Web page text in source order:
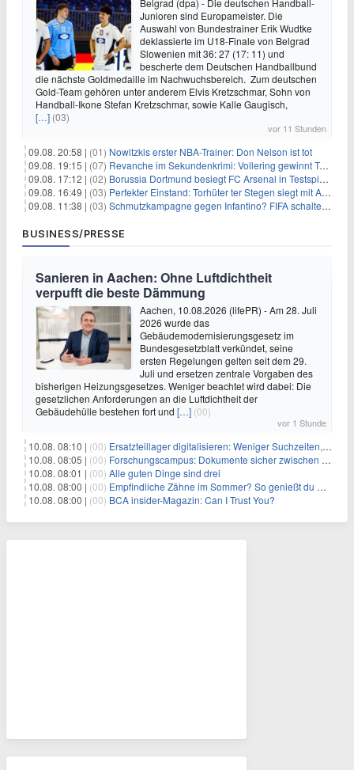
Belgrad (dpa) - Die deutschen Handball-
Junioren sind Europameister. Die
Auswahl von Bundestrainer Erik Wudtke
deklassierte im U18-Finale von Belgrad
Slowenien mit 36: 27 (17: 11) und
bescherte dem Deutschen Handballbund
die nächste Goldmedaille im Nachwuchsbereich. Zum deutschen
Gold-Team gehören unter anderem Elvis Kretzschmar, Sohn von
Handball-Ikone Stefan Kretzschmar, sowie Kalle Gaugisch,
[…] (03)
vor 11 Stunden
09.08. 20:58 | (01) Nowitzkis erster NBA-Trainer: Don Nelson ist tot
09.08. 19:15 | (07) Revanche im Sekundenkrimi: Vollering gewinnt Tour
09.08. 17:12 | (02) Borussia Dortmund besiegt FC Arsenal in Testspiel mit 3:2
09.08. 16:49 | (03) Perfekter Einstand: Torhüter ter Stegen siegt mit Ajax
09.08. 11:38 | (03) Schmutzkampagne gegen Infantino? FIFA schaltet auf Angriff
BUSINESS/PRESSE
Sanieren in Aachen: Ohne Luftdichtheit
verpufft die beste Dämmung
Aachen, 10.08.2026 (lifePR) - Am 28. Juli
2026 wurde das
Gebäudemodernisierungsgesetz im
Bundesgesetzblatt verkündet, seine
ersten Regelungen gelten seit dem 29.
Juli und ersetzen zentrale Vorgaben des
bisherigen Heizungsgesetzes. Weniger beachtet wird dabei: Die
gesetzlichen Anforderungen an die Luftdichtheit der
Gebäudehülle bestehen fort und […] (00)
vor 1 Stunde
10.08. 08:10 | (00) Ersatzteillager digitalisieren: Weniger Suchzeiten, mehr Produktivität
10.08. 08:05 | (00) Forschungscampus: Dokumente sicher zwischen Instituten verteilen
10.08. 08:01 | (00) Alle guten Dinge sind drei
10.08. 08:00 | (00) Empfindliche Zähne im Sommer? So genießt du Eis & Co. wieder schmerzfrei
10.08. 08:00 | (00) BCA insider-Magazin: Can I Trust You?